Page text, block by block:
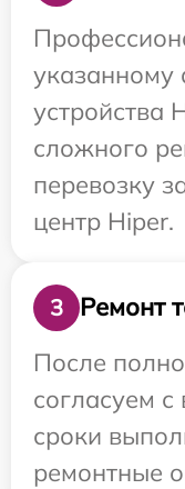
указанному
устройства
сложного
перевозку
центр Hiper.
3
Ремонт
После
согласуем с
сроки
ремонтные